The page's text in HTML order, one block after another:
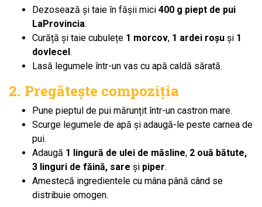
Dezosează și taie în fășii mici 400 g piept de pui
LaProvincia.
Curăță și taie cubulețe 1 morcov, 1 ardei roșu și 1
dovlecel.
Lasă legumele într-un vas cu apă caldă sărată.
2. Pregătește compoziția
Pune pieptul de pui mărunțit într-un castron mare.
Scurge legumele de apă și adaugă-le peste carnea de
pui.
Adaugă 1 lingură de ulei de măsline, 2 ouă bătute,
3 linguri de făină, sare și piper.
Amestecă ingredientele cu mâna până când se
distribuie omogen.